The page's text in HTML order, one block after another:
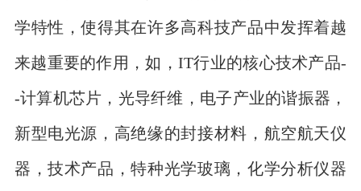
学特性，使得其在许多高科技产品中发挥着越
来越重要的作用，如，IT行业的核心技术产品-
-计算机芯片，光导纤维，电子产业的谐振器，
新型电光源，高绝缘的封接材料，航空航天仪
器，技术产品，特种光学玻璃，化学分析仪器